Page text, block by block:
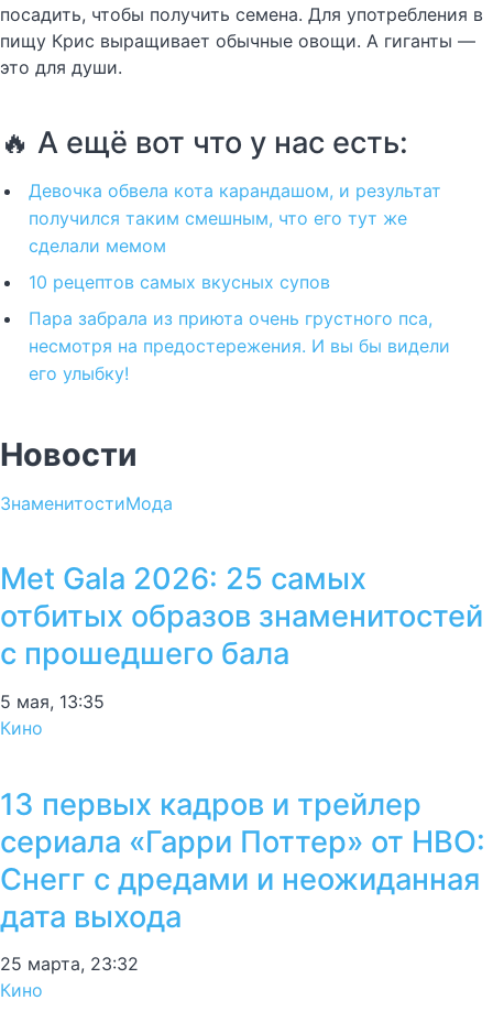
посадить, чтобы получить семена. Для употребления в
пищу Крис выращивает обычные овощи. А гиганты —
это для души.
🔥 А ещё вот что у нас есть:
Девочка обвела кота карандашом, и результат
получился таким смешным, что его тут же
сделали мемом
10 рецептов самых вкусных супов
Пара забрала из приюта очень грустного пса,
несмотря на предостережения. И вы бы видели
его улыбку!
Новости
ЗнаменитостиМода
Met Gala 2026: 25 самых
отбитых образов знаменитостей
с прошедшего бала
5 мая, 13:35
Кино
13 первых кадров и трейлер
сериала «Гарри Поттер» от HBO:
Снегг с дредами и неожиданная
дата выхода
25 марта, 23:32
Кино